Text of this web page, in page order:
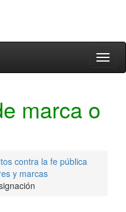
marca o
contra la fe pública
y marcas